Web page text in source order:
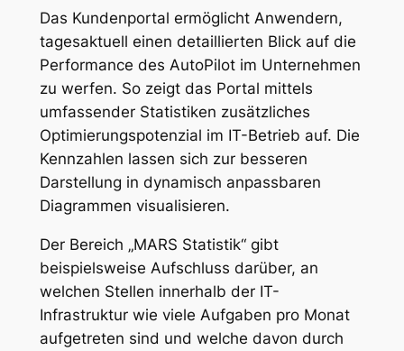
Das Kundenportal ermöglicht Anwendern,
tagesaktuell einen detaillierten Blick auf die
Performance des AutoPilot im Unternehmen
zu werfen. So zeigt das Portal mittels
umfassender Statistiken zusätzliches
Optimierungspotenzial im IT-Betrieb auf. Die
Kennzahlen lassen sich zur besseren
Darstellung in dynamisch anpassbaren
Diagrammen visualisieren.
Der Bereich „MARS Statistik“ gibt
beispielsweise Aufschluss darüber, an
welchen Stellen innerhalb der IT-
Infrastruktur wie viele Aufgaben pro Monat
aufgetreten sind und welche davon durch